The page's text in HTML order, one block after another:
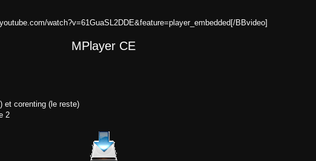
watch?v=61GuaSL2DDE&feature=player_embedded[/BBvideo]
MPlayer CE
et corenting (le reste)
2